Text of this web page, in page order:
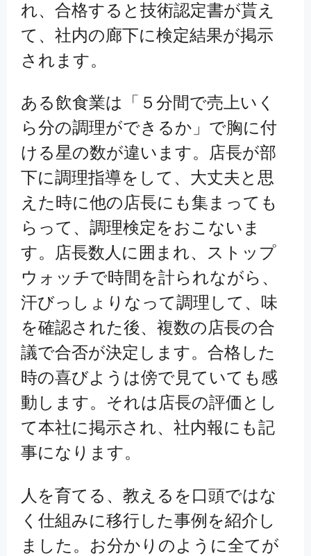
れ、合格すると技術認定書が貰え
て、社内の廊下に検定結果が掲示
されます。
ある飲食業は「５分間で売上いく
ら分の調理ができるか」で胸に付
ける星の数が違います。店長が部
下に調理指導をして、大丈夫と思
えた時に他の店長にも集まっても
らって、調理検定をおこないま
す。店長数人に囲まれ、ストップ
ウォッチで時間を計られながら、
汗びっしょりなって調理して、味
を確認された後、複数の店長の合
議で合否が決定します。合格した
時の喜びようは傍で見ていても感
動します。それは店長の評価とし
て本社に掲示され、社内報にも記
事になります。
人を育てる、教えるを口頭ではな
く仕組みに移行した事例を紹介し
ました。お分かりのように全てが